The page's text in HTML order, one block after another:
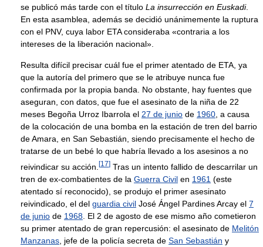
se publicó más tarde con el título La insurrección en Euskadi.
En esta asamblea, además se decidió unánimemente la ruptura
con el PNV, cuya labor ETA consideraba «contraria a los
intereses de la liberación nacional».
Resulta difícil precisar cuál fue el primer atentado de ETA, ya
que la autoría del primero que se le atribuye nunca fue
confirmada por la propia banda. No obstante, hay fuentes que
aseguran, con datos, que fue el asesinato de la niña de 22
meses Begoña Urroz Ibarrola el 27 de junio de 1960 , a causa
de la colocación de una bomba en la estación de tren del barrio
de Amara, en San Sebastián, siendo precisamente el hecho de
tratarse de un bebé lo que habría llevado a los asesinos a no
reivindicar su acción. [17] Tras un intento fallido de descarrilar un
tren de ex-combatientes de la Guerra Civil en 1961 (este
atentado sí reconocido), se produjo el primer asesinato
reivindicado, el del guardia civil José Ángel Pardines Arcay el 7
de junio de 1968 . El 2 de agosto de ese mismo año cometieron
su primer atentado de gran repercusión: el asesinato de Melitón
Manzanas , jefe de la policía secreta de San Sebastián y